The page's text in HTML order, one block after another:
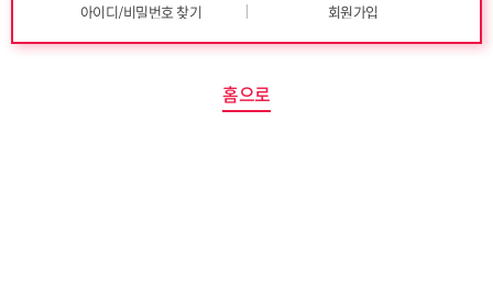
아이디/비밀번호 찾기 회원가입
홈으로